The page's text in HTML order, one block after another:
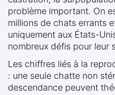
problème important. On
millions de chats errants
uniquement aux États-
nombreux défis pour leur
Les chiffres liés à la
: une seule chatte non
descendance peuvent